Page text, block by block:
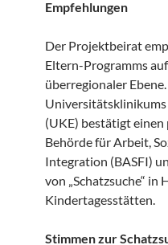
Empfehlungen
Der Projektbeirat
Eltern-Programms
überregionaler
(UKE) bestätigt
Behörde für Arbeit,
Integration (BASFI)
von „Schatzsuche“ in
Kindertagesstätten.
Stimmen zur